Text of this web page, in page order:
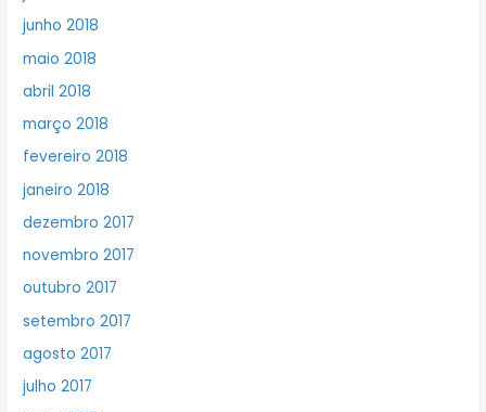
junho 2018
maio 2018
abril 2018
março 2018
fevereiro 2018
janeiro 2018
dezembro 2017
novembro 2017
outubro 2017
setembro 2017
agosto 2017
julho 2017